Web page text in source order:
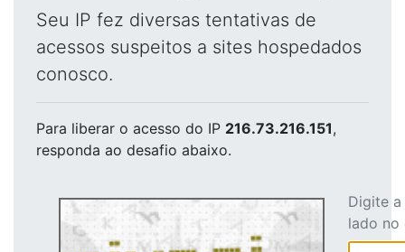
Seu IP fez diversas tentativas de
acessos suspeitos a sites hospedados
conosco.
Para liberar o acesso do IP 216.73.216.151,
responda ao desafio abaixo.
Digite
lado no